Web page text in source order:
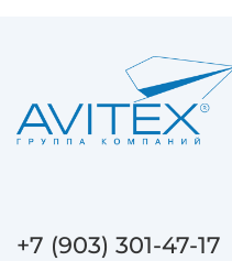
+7 (903) 301-47-17